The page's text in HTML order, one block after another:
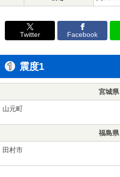
Twitter Facebook
震度1
宮城県
山元町
福島県
田村市